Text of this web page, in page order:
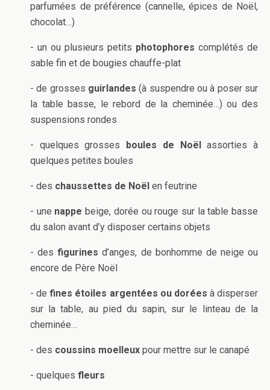
parfumées de préférence (cannelle, épices de Noël,
chocolat…)
- un ou plusieurs petits photophores complétés de
sable fin et de bougies chauffe-plat
- de grosses guirlandes (à suspendre ou à poser sur
la table basse, le rebord de la cheminée…) ou des
suspensions rondes
- quelques grosses boules de Noëlassorties à
quelques petites boules
- des chaussettes de Noël en feutrine
- une nappe beige, dorée ou rouge sur la table basse
du salon avant d’y disposer certains objets
- desfigurines d’anges, de bonhomme de neige ou
encore de Père Noël
- de fines étoiles argentées ou dorées à disperser
sur la table, au pied du sapin, sur le linteau de la
cheminée…
- des coussins moelleux pour mettre sur le canapé
- quelques fleurs